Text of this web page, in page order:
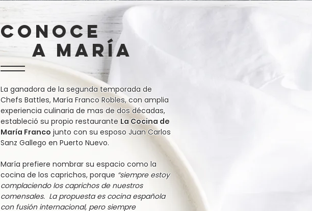
Conoce
a maría
La ganadora de la segunda temporada de
Chefs Battles, María Franco Robles, con amplia
experiencia culinaria de mas de dos décadas,
estableció su propio restaurante La Cocina de
María Franco junto con su esposo Juan Carlos
Sanz Gallego en Puerto Nuevo.
María prefiere nombrar su espacio como la
cocina de los caprichos, porque “siempre estoy
complaciendo los caprichos de nuestros
comensales. La propuesta es cocina española
con fusión internacional, pero siempre